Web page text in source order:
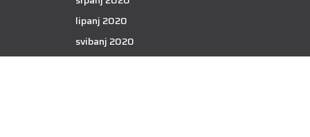
lipanj 2020
svibanj 2020